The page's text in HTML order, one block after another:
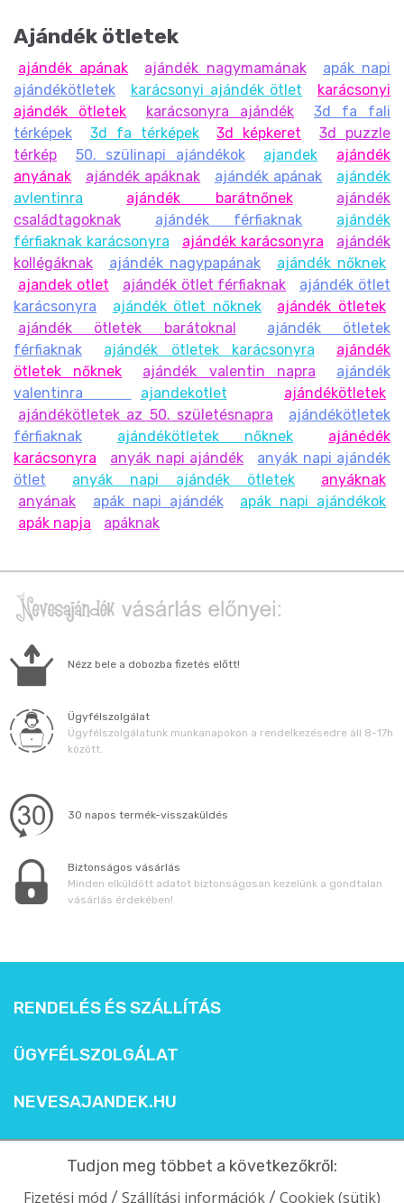
Ajándék ötletek
ajándék apának ajándék nagymamának
apák napi
ajándékötletek
karácsonyi ajándék ötlet
karácsonyi
ajándék ötletek
karácsonyra ajándék
3d fa fali
térképek
3d fa térképek 3d képkeret
3d puzzle
térkép
50. szülinapi ajándékok ajandek
ajándék
anyának
ajándék apáknak ajándék apának
ajándék
avlentinra
ajándék barátnőnek
ajándék
családtagoknak
ajándék férfiaknak
ajándék
férfiaknak karácsonyra
ajándék karácsonyra
ajándék
kollégáknak
ajándék nagypapának
ajándék nőknek
ajandek otlet
ajándék ötlet férfiaknak
ajándék ötlet
karácsonyra
ajándék ötlet nőknek
ajándék ötletek
ajándék ötletek barátoknal
ajándék ötletek
férfiaknak
ajándék ötletek karácsonyra
ajándék
ötletek nőknek
ajándék valentin napra
ajándék
valentinra
ajandekotlet
ajándékötletek
ajándékötletek az 50. születésnapra
ajándékötletek
férfiaknak
ajándékötletek nőknek
ajánédék
karácsonyra
anyák napi ajándék
anyák napi ajándék
ötlet
anyák napi ajándék ötletek
anyáknak
anyának
apák napi ajándék
apák napi ajándékok
apák napja
apáknak
Nézz bele a dobozba fizetés előtt!
Ügyfélszolgálat
Ügyfélszolgálatunk munkanapokon a rendelkezésedre áll 8-17h
között.
30 napos termék-visszaküldés
Biztonságos vásárlás
Minden elküldött adatot biztonságosan kezelünk a gondtalan
vásárlás érdekében!
RENDELÉS ÉS SZÁLLÍTÁS
ÜGYFÉLSZOLGÁLAT
NEVESAJANDEK.HU
Tudjon meg többet a következőkről:
Fizetési mód / Szállítási információk / Cookiek (sütik)